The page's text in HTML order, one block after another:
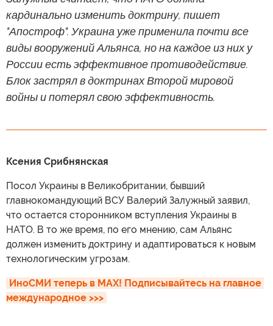
кардинально изменить доктрину, пишет
"Апостроф". Украина уже применила почти все
виды вооружений Альянса, но на каждое из них у
России есть эффективное противодействие.
Блок застрял в доктринах Второй мировой
войны и потерял свою эффективность.
Ксения Срибнянская
Посол Украины в Великобритании, бывший
главнокомандующий ВСУ Валерий Залужный заявил,
что остается сторонником вступления Украины в
НАТО. В то же время, по его мнению, сам Альянс
должен изменить доктрину и адаптироваться к новым
технологическим угрозам.
ИноСМИ теперь в MAX! Подписывайтесь на главное
международное >>>